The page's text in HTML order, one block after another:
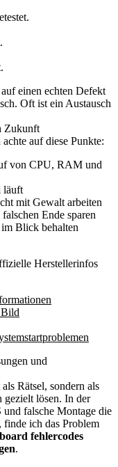
einen echten Defekt
Oft ist ein Austausch
Zukunft
auf diese Punkte:
von CPU, RAM und
läuft
mit Gewalt arbeiten
Ende sparen
Blick behalten
Herstellerinfos
und
Rätsel, sondern als
gezielt lösen. In der
falsche Montage die
finde ich das Problem
fehlercodes
.